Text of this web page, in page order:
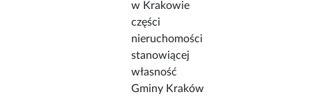
w Krakowie
części
nieruchomości
stanowiącej
własność
Gminy Kraków